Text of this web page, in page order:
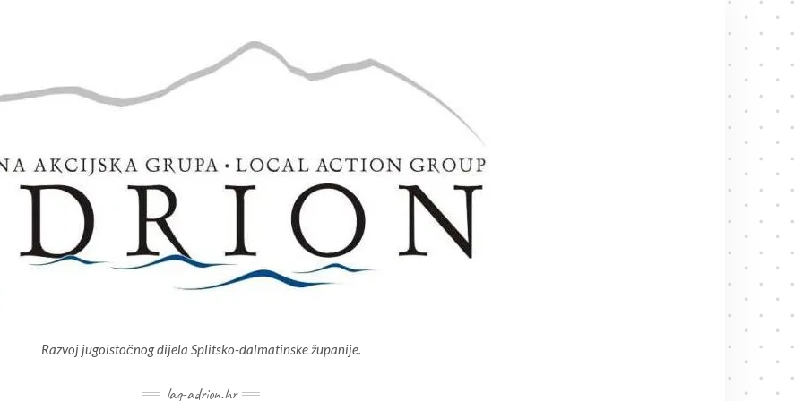
Razvoj jugoistočnog dijela Splitsko-dalmatinske županije.
lag-adrion.hr